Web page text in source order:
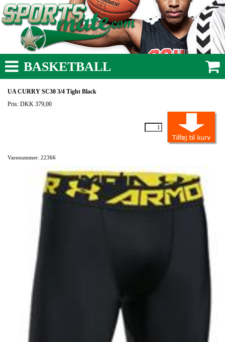
BASKETBALL
UA CURRY SC30 3/4 Tight Black
Pris: DKK 379,00
Varenummer: 22366